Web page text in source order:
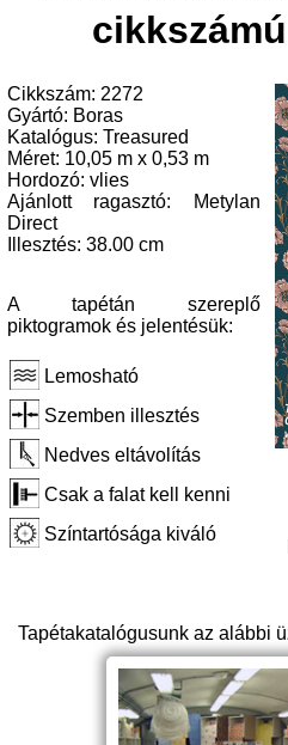
Cikkszám: 2272
Gyártó: Boras
Katalógus: Treasured
Méret: 10,05 m x 0,53 m
Hordozó: vlies
Ajánlott ragasztó: Metylan
Direct
Illesztés: 38.00 cm
A tapétán szereplő
piktogramok és jelentésük:
Lemosható
Szemben illesztés
Nedves eltávolítás
Csak a falat kell kenni
Színtartósága kiváló
Tapétakatalógusunk az alábbi